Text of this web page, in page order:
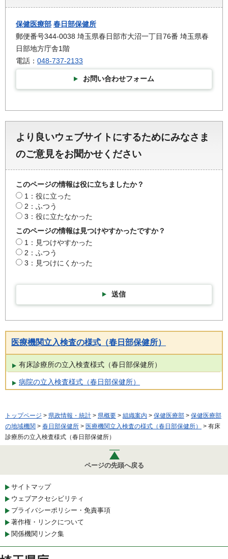
保健医療部 春日部保健所
郵便番号344-0038 埼玉県春日部市大沼一丁目76番 埼玉県春
日部地方庁舎1階
電話： 048-737-2133
お問い合わせフォーム
より良いウェブサイトにするためにみなさま
のご意見をお聞かせください
このページの情報は役に立ちましたか？
1：役に立った
2：ふつう
3：役に立たなかった
このページの情報は見つけやすかったですか？
1：見つけやすかった
2：ふつう
3：見つけにくかった
送信
医療機関立入検査の様式（春日部保健所）
有床診療所の立入検査様式（春日部保健所）
病院の立入検査様式（春日部保健所）
トップページ > 県政情報・統計 > 県概要 > 組織案内 > 保健医療部 > 保健医療部
の地域機関 > 春日部保健所 > 医療機関立入検査の様式（春日部保健所）
> 有床
診療所の立入検査様式（春日部保健所）
ページの先頭へ戻る
サイトマップ
ウェブアクセシビリティ
プライバシーポリシー・免責事項
著作権・リンクについて
関係機関リンク集